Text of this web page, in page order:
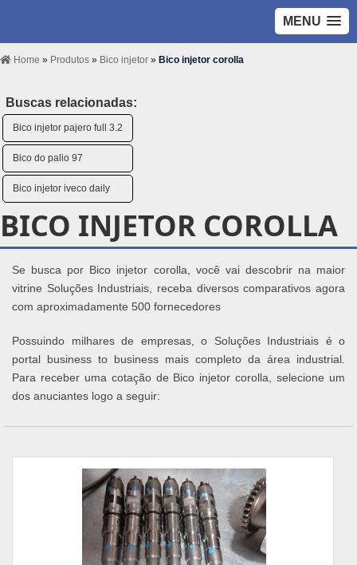
MENU
Home » Produtos » Bico injetor » Bico injetor corolla
Buscas relacionadas:
Bico injetor pajero full 3.2
Bico do palio 97
Bico injetor iveco daily
BICO INJETOR COROLLA
Se busca por Bico injetor corolla, você vai descobrir na maior
vitrine Soluções Industriais, receba diversos comparativos agora
com aproximadamente 500 fornecedores
Possuindo milhares de empresas, o Soluções Industriais é o
portal business to business mais completo da área industrial.
Para receber uma cotação de Bico injetor corolla, selecione um
dos anuciantes logo a seguir: